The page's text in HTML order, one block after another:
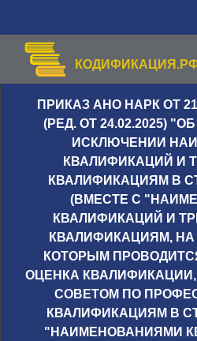
ПРИКАЗ АНО НАРК ОТ
(РЕД. ОТ 24.02.2025)
ИСКЛЮЧЕНИИ
КВАЛИФИКАЦИЙ И
КВАЛИФИКАЦИЯМ В
(ВМЕСТЕ С
КВАЛИФИКАЦИЙ И
КВАЛИФИКАЦИЯМ,
КОТОРЫМ
ОЦЕНКА
СОВЕТОМ ПО
КВАЛИФИКАЦИЯМ В
"НАИМЕНОВАНИЯМИ